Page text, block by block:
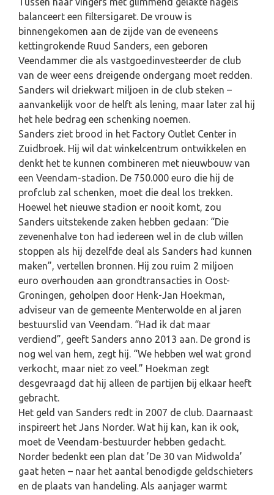
balanceert een filtersigaret. De vrouw is
binnengekomen aan de zijde van de eveneens
kettingrokende Ruud Sanders, een geboren
Veendammer die als vastgoedinvesteerder de club
van de weer eens dreigende ondergang moet redden.
Sanders wil driekwart miljoen in de club steken –
aanvankelijk voor de helft als lening, maar later zal hij
het hele bedrag een schenking noemen.
Sanders ziet brood in het Factory Outlet Center in
Zuidbroek. Hij wil dat winkelcentrum ontwikkelen en
denkt het te kunnen combineren met nieuwbouw van
een Veendam-stadion. De 750.000 euro die hij de
profclub zal schenken, moet die deal los trekken.
Hoewel het nieuwe stadion er nooit komt, zou
Sanders uitstekende zaken hebben gedaan: “Die
zevenenhalve ton had iedereen wel in de club willen
stoppen als hij dezelfde deal als Sanders had kunnen
maken”, vertellen bronnen. Hij zou ruim 2 miljoen
euro overhouden aan grondtransacties in Oost-
Groningen, geholpen door Henk-Jan Hoekman,
adviseur van de gemeente Menterwolde en al jaren
bestuurslid van Veendam. “Had ik dat maar
verdiend”, geeft Sanders anno 2013 aan. De grond is
nog wel van hem, zegt hij. “We hebben wel wat grond
verkocht, maar niet zo veel.” Hoekman zegt
desgevraagd dat hij alleen de partijen bij elkaar heeft
gebracht.
Het geld van Sanders redt in 2007 de club. Daarnaast
inspireert het Jans Norder. Wat hij kan, kan ik ook,
moet de Veendam-bestuurder hebben gedacht.
Norder bedenkt een plan dat ’De 30 van Midwolda’
gaat heten – naar het aantal benodigde geldschieters
en de plaats van handeling. Als aanjager warmt